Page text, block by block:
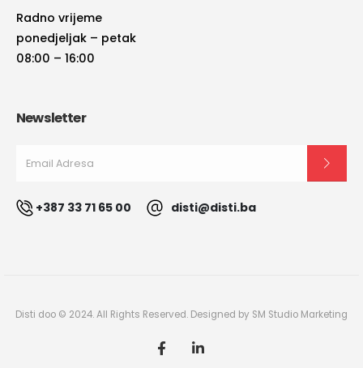
Radno vrijeme
ponedjeljak – petak
08:00 – 16:00
Newsletter
+387 33 71 65 00 disti@disti.ba
Disti doo © 2024. All Rights Reserved. Designed by SM Studio Marketing